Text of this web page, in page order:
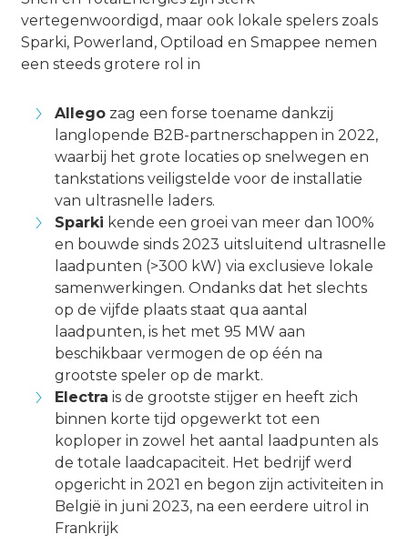
vertegenwoordigd, maar ook lokale spelers zoals
Sparki, Powerland, Optiload en Smappee nemen
een steeds grotere rol in
Allego zag een forse toename dankzij
langlopende B2B-partnerschappen in 2022,
waarbij het grote locaties op snelwegen en
tankstations veiligstelde voor de installatie
van ultrasnelle laders.
Sparki kende een groei van meer dan 100%
en bouwde sinds 2023 uitsluitend ultrasnelle
laadpunten (>300 kW) via exclusieve lokale
samenwerkingen. Ondanks dat het slechts
op de vijfde plaats staat qua aantal
laadpunten, is het met 95 MW aan
beschikbaar vermogen de op één na
grootste speler op de markt.
Electra is de grootste stijger en heeft zich
binnen korte tijd opgewerkt tot een
koploper in zowel het aantal laadpunten als
de totale laadcapaciteit. Het bedrijf werd
opgericht in 2021 en begon zijn activiteiten in
België in juni 2023, na een eerdere uitrol in
Frankrijk